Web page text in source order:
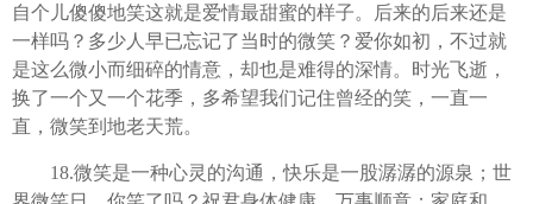
自个儿傻傻地笑这就是爱情最甜蜜的样子。后来的后来还是
一样吗？多少人早已忘记了当时的微笑？爱你如初，不过就
是这么微小而细碎的情意，却也是难得的深情。时光飞逝，
换了一个又一个花季，多希望我们记住曾经的笑，一直一
直，微笑到地老天荒。
18.微笑是一种心灵的沟通，快乐是一股潺潺的源泉；世